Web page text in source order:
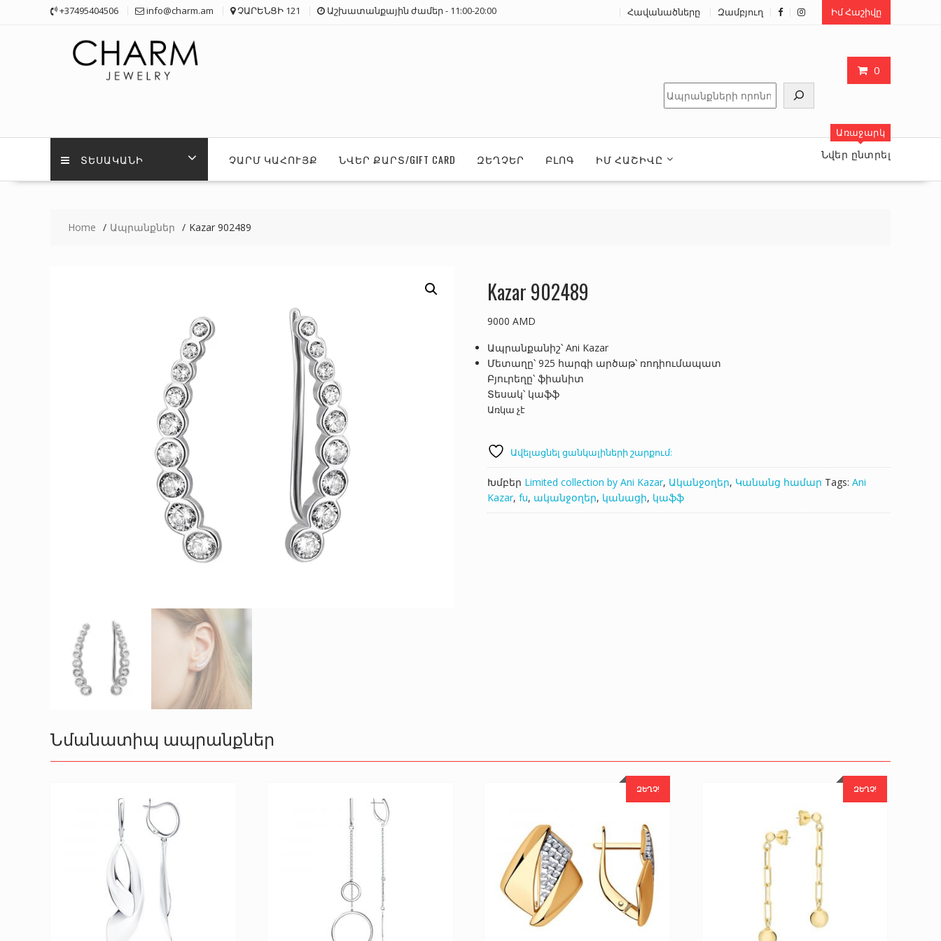
+37495404506 info@charm.am ՉԱՐԵՆՑԻ 121 Աշխատանքային ժամեր - 11:00-20:00 Հավանածները Զամբյուղ Իմ Հաշիվը
0
Որոնել
ՏԵՍԱԿԱՆԻ ՉԱՐՄ ԿԱՀՈՒՅՔ ՆՎԵՐ ՔԱՐՏ/GIFT CARD ԶԵՂՉԵՐ ԲԼՈԳ ԻՄ ՀԱՇԻՎԸ
Առաջարկ
Նվեր ընտրել
Home Ապրանքներ Kazar 902489
Kazar 902489
9000 AMD
Ապրանքանիշ՝ Ani Kazar
Մետաղը՝ 925 հարգի արծաթ՝ ռոդիումապատ
Բյուրեղը՝ ֆիանիտ
Տեսակ՝ կաֆֆ
Առկա չէ
Ավելացնել ցանկալիների շարքում:
Խմբեր Limited collection by Ani Kazar, Ականջօղեր, Կանանց համար Tags: Ani
Kazar, fu, ականջօղեր, կանացի, կաֆֆ
Նմանատիպ ապրանքներ
ԶԵՂՉ! ԶԵՂՉ!